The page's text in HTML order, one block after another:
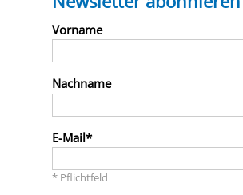
Vorname
Nachname
E-Mail
* Pflichtfeld